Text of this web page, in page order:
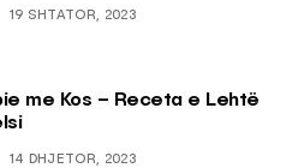
19 SHTATOR, 2023
me Kos – Receta e Lehtë
14 DHJETOR, 2023